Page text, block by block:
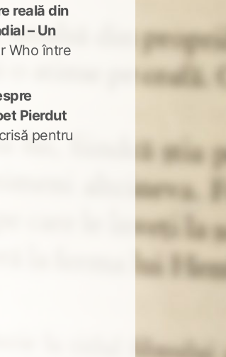
reală din
– Un
Who între
Pierdut
pentru